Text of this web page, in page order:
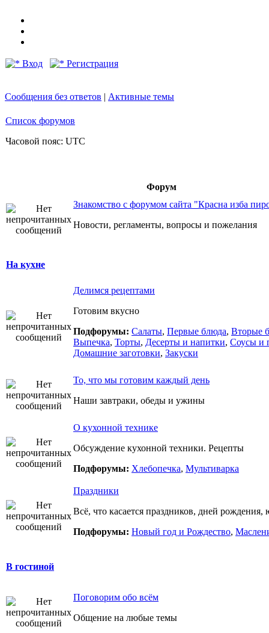
Вход Регистрация
Сообщения без ответов | Активные темы
Список форумов
Часовой пояс: UTC
Форум
Знакомство с форумом сайта "Красна изба
Новости, регламенты, вопросы и пожелания
На кухне
Делимся рецептами
Готовим вкусно
Подфорумы: Салаты, Первые блюда, Вторые
Выпечка, Торты, Десерты и напитки, Соусы и
Домашние заготовки, Закуски
То, что мы готовим каждый день
Наши завтраки, обеды и ужины
О кухонной технике
Обсуждение кухонной техники. Рецепты
Подфорумы: Хлебопечка, Мультиварка
Праздники
Всё, что касается праздников, дней рождения,
Подфорумы: Новый год и Рождество,
В гостиной
Поговорим обо всём
Общение на любые темы